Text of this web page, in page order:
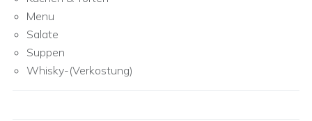
Menu
Salate
Suppen
Whisky-(Verkostung)